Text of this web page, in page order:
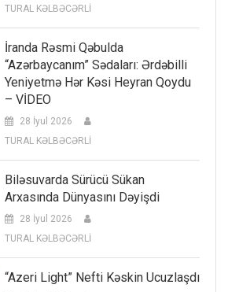
TURAL KƏLBƏCƏRLİ
İranda Rəsmi Qəbulda
“Azərbaycanım” Sədaları: Ərdəbilli
Yeniyetmə Hər Kəsi Heyran Qoydu
– VİDEO
28 İyul 2026
TURAL KƏLBƏCƏRLİ
Biləsuvarda Sürücü Sükan
Arxasında Dünyasını Dəyişdi
28 İyul 2026
TURAL KƏLBƏCƏRLİ
“Azeri Light” Nefti Kəskin Ucuzlaşdı